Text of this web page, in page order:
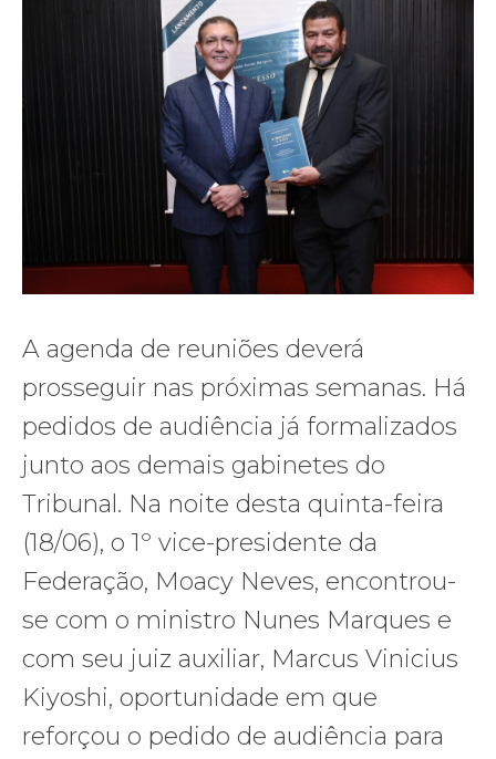
A agenda de reuniões deverá
prosseguir nas próximas semanas. Há
pedidos de audiência já formalizados
junto aos demais gabinetes do
Tribunal. Na noite desta quinta-feira
(18/06), o 1º vice-presidente da
Federação, Moacy Neves, encontrou-
se com o ministro Nunes Marques e
com seu juiz auxiliar, Marcus Vinicius
Kiyoshi, oportunidade em que
reforçou o pedido de audiência para